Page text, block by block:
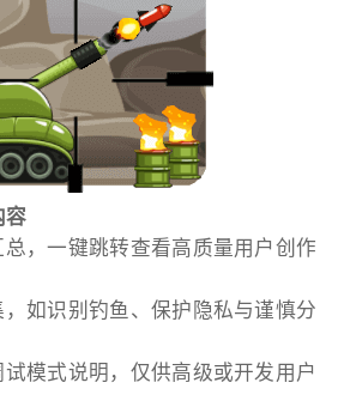
容
，一键跳转查看高质量用户创作
如识别钓鱼、保护隐私与谨慎分
模式说明，仅供高级或开发用户